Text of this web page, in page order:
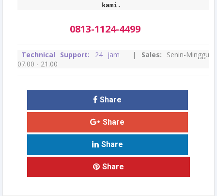
kami.
0813-1124-4499
Technical Support: 24 jam | Sales: Senin-Minggu
07.00 - 21.00
Share
Share
Share
Share